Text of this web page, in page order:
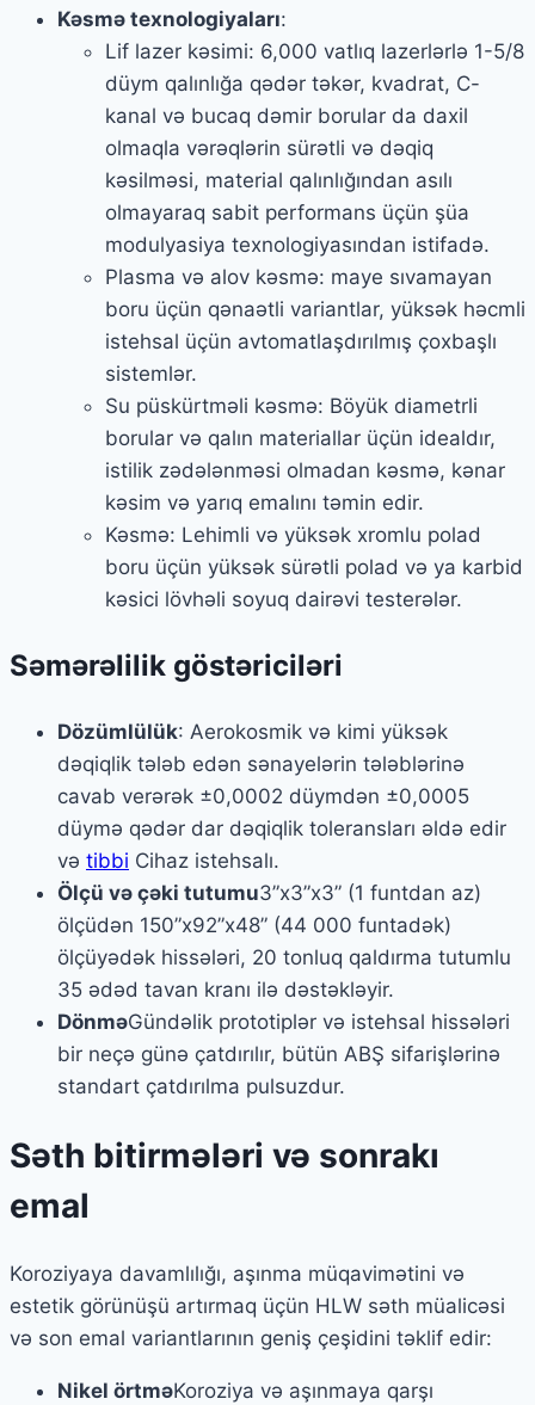
Kəsmə texnologiyaları:
Lif lazer kəsimi: 6,000 vatlıq lazerlərlə 1-5/8
düym qalınlığa qədər təkər, kvadrat, C-
kanal və bucaq dəmir borular da daxil
olmaqla vərəqlərin sürətli və dəqiq
kəsilməsi, material qalınlığından asılı
olmayaraq sabit performans üçün şüa
modulyasiya texnologiyasından istifadə.
Plasma və alov kəsmə: maye sıvamayan
boru üçün qənaətli variantlar, yüksək həcmli
istehsal üçün avtomatlaşdırılmış çoxbaşlı
sistemlər.
Su püskürtməli kəsmə: Böyük diametrli
borular və qalın materiallar üçün idealdır,
istilik zədələnməsi olmadan kəsmə, kənar
kəsim və yarıq emalını təmin edir.
Kəsmə: Lehimli və yüksək xromlu polad
boru üçün yüksək sürətli polad və ya karbid
kəsici lövhəli soyuq dairəvi testerələr.
Səmərəlilik göstəriciləri
Dözümlülük: Aerokosmik və kimi yüksək
dəqiqlik tələb edən sənayelərin tələblərinə
cavab verərək ±0,0002 düymdən ±0,0005
düymə qədər dar dəqiqlik toleransları əldə edir
və tibbi Cihaz istehsalı.
Ölçü və çəki tutumu3”x3”x3” (1 funtdan az)
ölçüdən 150”x92”x48” (44 000 funtadək)
ölçüyədək hissələri, 20 tonluq qaldırma tutumlu
35 ədəd tavan kranı ilə dəstəkləyir.
DönməGündəlik prototiplər və istehsal hissələri
bir neçə günə çatdırılır, bütün ABŞ sifarişlərinə
standart çatdırılma pulsuzdur.
Səth bitirmələri və sonrakı
emal
Koroziyaya davamlılığı, aşınma müqavimətini və
estetik görünüşü artırmaq üçün HLW səth müalicəsi
və son emal variantlarının geniş çeşidini təklif edir:
Nikel örtməKoroziya və aşınmaya qarşı